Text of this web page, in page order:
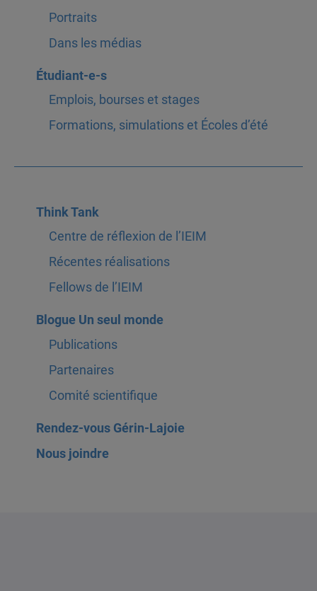
Portraits
Dans les médias
Étudiant-e-s
Emplois, bourses et stages
Formations, simulations et Écoles d’été
Think Tank
Centre de réflexion de l’IEIM
Récentes réalisations
Fellows de l’IEIM
Blogue Un seul monde
Publications
Partenaires
Comité scientifique
Rendez-vous Gérin-Lajoie
Nous joindre